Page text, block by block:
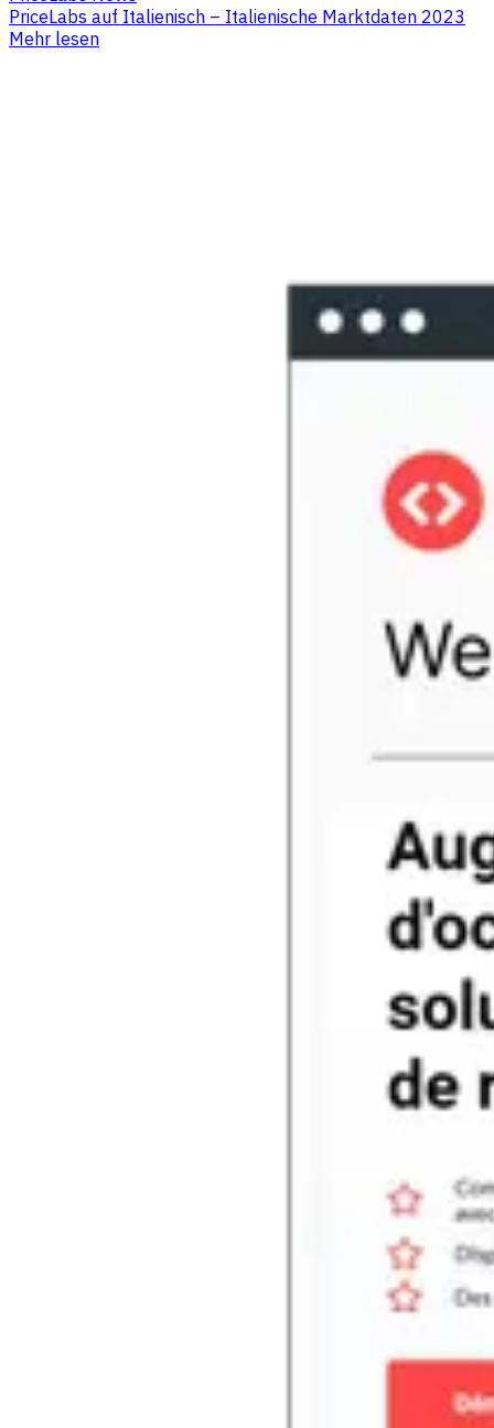
PriceLabs auf Italienisch – Italienische Marktdaten 2023
Mehr lesen